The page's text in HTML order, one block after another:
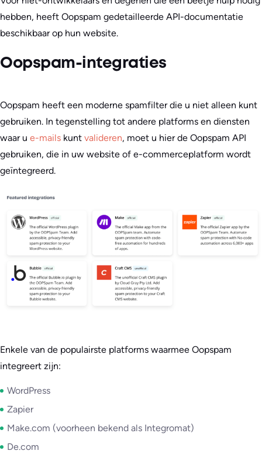
hebben, heeft Oopspam gedetailleerde API-documentatie
beschikbaar op hun website.
Oopspam-integraties
Oopspam heeft een moderne spamfilter die u niet alleen kunt
gebruiken. In tegenstelling tot andere platforms en diensten
waar u e-mails kunt valideren, moet u hier de Oopspam API
gebruiken, die in uw website of e-commerceplatform wordt
geïntegreerd.
Enkele van de populairste platforms waarmee Oopspam
integreert zijn:
WordPress
Zapier
Make.com (voorheen bekend als Integromat)
De.com